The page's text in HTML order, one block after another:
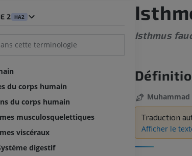
2 HA2
du corps humain
du corps humain
musculosquelettiques
viscéraux
digestif
Isthmus
Muhammad
Traduction
Afficher le